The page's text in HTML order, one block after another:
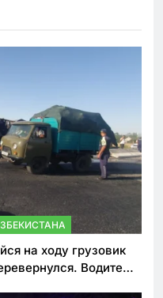
на ходу грузовик
Водитель